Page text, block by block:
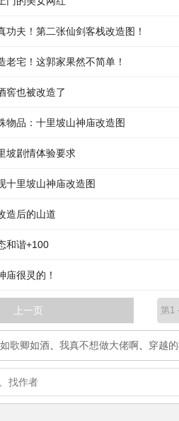
功夫！第二张仙剑客栈改造图！
老宅！这郭家果然不简单！
窖也被改造了
物品：十里坡山神庙改造图
坡剧情体验要求
十里坡山神庙改造图
造后的山道
和谐+100
庙很灵的！
上一页
歌卿如酒 我真不想做大佬啊 穿越